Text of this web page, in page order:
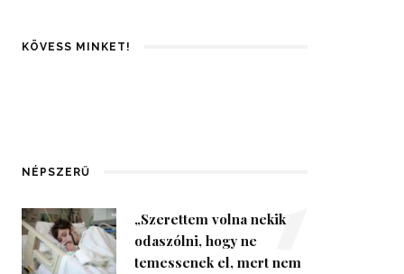
KÖVESS MINKET!
NÉPSZERŰ
„Szerettem volna nekik
odaszólni, hogy ne
temessenek el, mert nem
1